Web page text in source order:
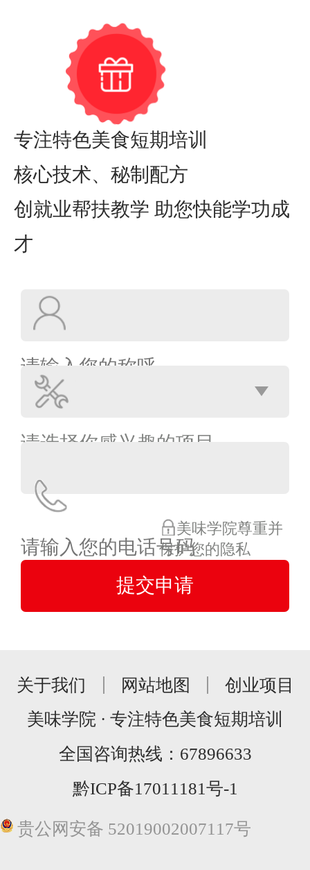
专注特色美食短期培训
核心技术、秘制配方
创就业帮扶教学 助您快能学功成
才
美味学院尊重并
保护您的隐私
关于我们 网站地图
创业项目
美味学院 · 专注特色美食短期培训
全国咨询热线： 67896633
黔ICP备17011181号-1
贵公网安备 52019002007117号